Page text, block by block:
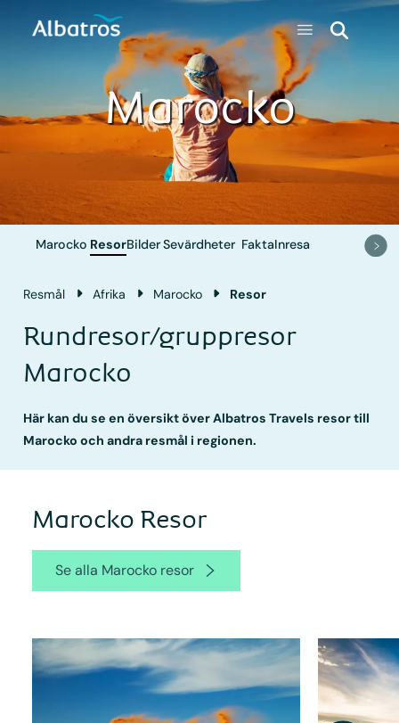
Marocko
Marocko ResorBilderSevärdheter FaktaInresa
Resmål Afrika Marocko Resor
Rundresor/gruppresor
Marocko
Här kan du se en översikt över Albatros Travels resor till
Marocko och andra resmål i regionen.
Marocko Resor
Se alla Marocko resor